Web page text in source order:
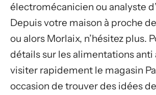
électromécanicien ou analyste
Depuis votre maison à proche
ou alors Morlaix, n’hésitez plus.
détails sur les alimentations anti
visiter rapidement le magasin
occasion de trouver des idées